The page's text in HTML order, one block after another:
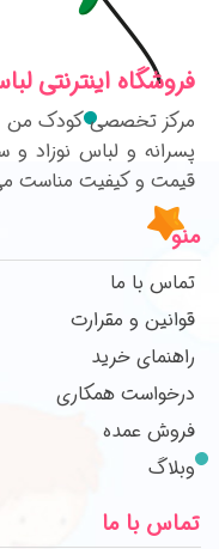
فروشگاه اینترنتی
مرکز تخصصی کودک من
پسرانه و لباس نوزاد
قیمت و کیفیت مناست
منو
تماس با ما
قوانین و مقرارت
راهنمای خرید
درخواست همکاری
فروش عمده
وبلاگ
تماس با ما